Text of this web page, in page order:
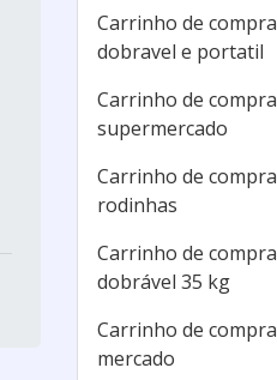
Carrinho de
dobravel e portatil
Carrinho de
supermercado
Carrinho de
rodinhas
Carrinho de
dobrável 35 kg
Carrinho de
mercado